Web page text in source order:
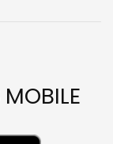
MOBILE